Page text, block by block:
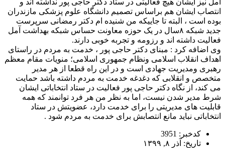
انتصاب ایشان هم براساس تصمیم دانشگاه علوم پزشکی مازندران
بوده است ، البته تا جاییکه من شنیده ام دکتر رمضانی سرپرست
جدید شبکه ۸سال در یک حوزه معاونت حساس شبکه بهداشت آمل
فعالیت داشته اند و رزومه و تجربه خوبی دارند.
وی اضافه کرد : مبنای دکتر حاجی پور ، خدمت به مردم در راستای
اهداف انقلاب اسلامی ونظام جمهوری اسلامی؛ منویات مقام معظم
رهبری ومدیریت جهادی است و در این راه قطعا از هر مدیر
متخصص و انقلابی که دغدغه خدمت به مردم داشته باشد حمایت
می کند، از نگاه دکتر حاجی پور فعالیت در ستاد انتخاباتی ایشان
شرط مدیر شدن نیست، اما به نظر من هر فرد توانمند که همه
قابلیت های مدیریتی را برای خدمت دارد، عضویتش در ستاد
انتخاباتی نباید مانع انتصابش برای خدمت به مردم شود .
کدخبر: 3951
تاریخ: آذر ۸, ۱۳۹۹